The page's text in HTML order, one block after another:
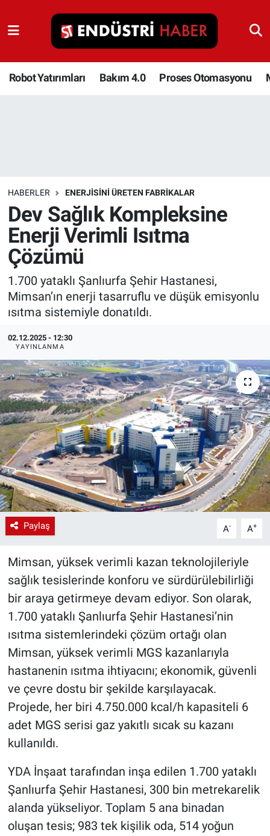
Robot Yatırımları Bakım 4.0 Proses Otomasyonu
HABERLER ENERJISINI ÜRETEN FABRIKALAR
Dev Sağlık Kompleksine
Enerji Verimli Isıtma
Çözümü
1.700 yataklı Şanlıurfa Şehir Hastanesi,
Mimsan’ın enerji tasarruflu ve düşük emisyonlu
ısıtma sistemiyle donatıldı.
02.12.2025 - 12:30
YAYINLANMA
Paylaş A- A+
Mimsan, yüksek verimli kazan teknolojileriyle
sağlık tesislerinde konforu ve sürdürülebilirliği
bir araya getirmeye devam ediyor. Son olarak,
1.700 yataklı Şanlıurfa Şehir Hastanesi’nin
ısıtma sistemlerindeki çözüm ortağı olan
Mimsan, yüksek verimli MGS kazanlarıyla
hastanenin ısıtma ihtiyacını; ekonomik, güvenli
ve çevre dostu bir şekilde karşılayacak.
Projede, her biri 4.750.000 kcal/h kapasiteli 6
adet MGS serisi gaz yakıtlı sıcak su kazanı
kullanıldı.
YDA İnşaat tarafından inşa edilen 1.700 yataklı
Şanlıurfa Şehir Hastanesi, 300 bin metrekarelik
alanda yükseliyor. Toplam 5 ana binadan
oluşan tesis; 983 tek kişilik oda, 514 yoğun
Robot Yatırımları
Bakım 4.0
Depolama Çözümleri
İnşaat ve Malzeme
HaberOrtak
EndüstriST
Enerjisini Üreten Fabrikalar
Ağır Sanayi Çözümleri